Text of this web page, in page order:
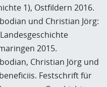
1), Ostfildern 2016.
und Christian Jörg:
2015.
Christian Jörg und
Festschrift für